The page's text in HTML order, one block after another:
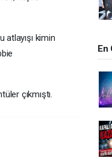
atlayışı kimin
çıkmıştı.
En